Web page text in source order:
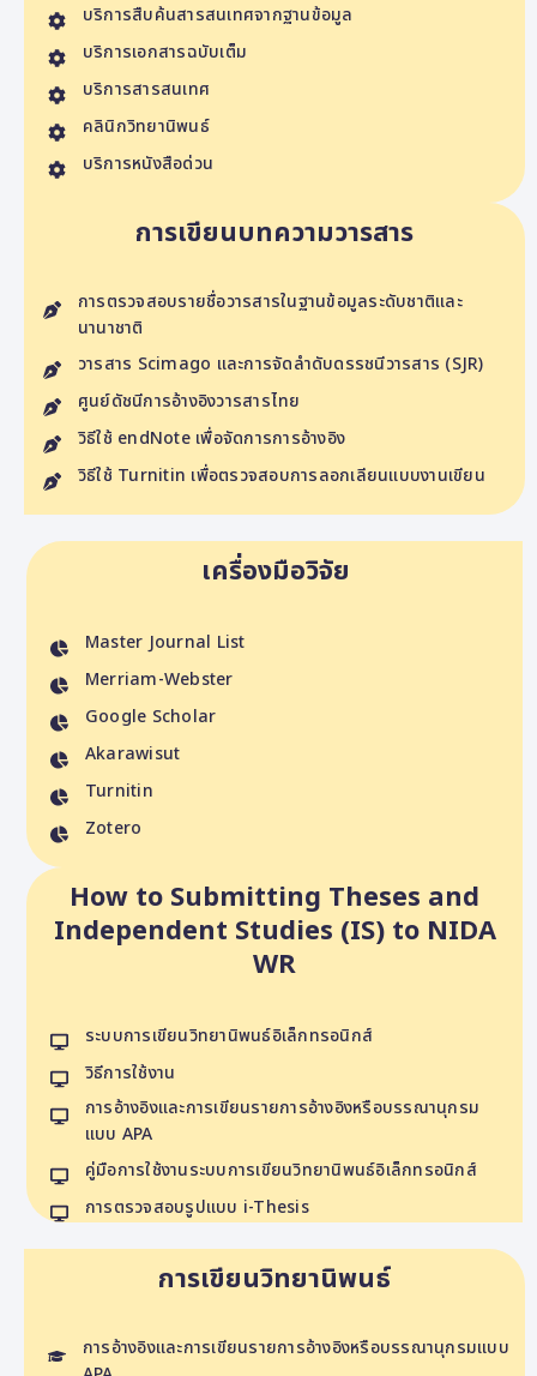
บริการสืบค้นสารสนเทศจากฐานข้อมูล
บริการเอกสารฉบับเต็ม
บริการสารสนเทศ
คลินิกวิทยานิพนธ์
บริการหนังสือด่วน
การเขียนบทความวารสาร
การตรวจสอบรายชื่อวารสารในฐานข้อมูลระดับชาติและ
นานาชาติ
วารสาร Scimago และการจัดลำดับดรรชนีวารสาร (SJR)
ศูนย์ดัชนีการอ้างอิงวารสารไทย
วิธีใช้ endNote เพื่อจัดการการอ้างอิง
วิธีใช้ Turnitin เพื่อตรวจสอบการลอกเลียนแบบงานเขียน
เครื่องมือวิจัย
Master Journal List
Merriam-Webster
Google Scholar
Akarawisut
Turnitin
Zotero
How to Submitting Theses and
Independent Studies (IS) to NIDA
WR
ระบบการเขียนวิทยานิพนธ์อิเล็กทรอนิกส์
วิธีการใช้งาน
การอ้างอิงและการเขียนรายการอ้างอิงหรือบรรณานุกรม
แบบ APA
คู่มือการใช้งานระบบการเขียนวิทยานิพนธ์อิเล็กทรอนิกส์
การตรวจสอบรูปแบบ i-Thesis
การเขียนวิทยานิพนธ์
การอ้างอิงและการเขียนรายการอ้างอิงหรือบรรณานุกรมแบบ